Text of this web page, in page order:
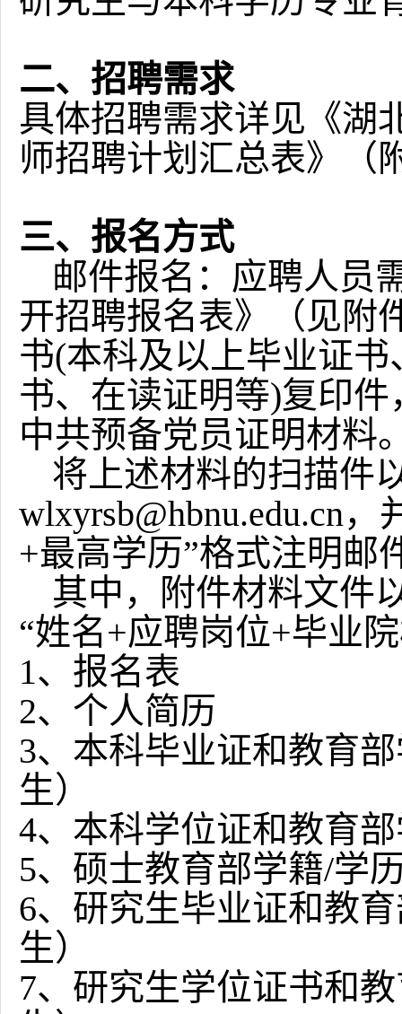
二、招聘需求
具体招聘需求详见《湖
师招聘计划汇总表》（
三、报名方式
邮件报名：应聘人员
开招聘报名表》（见附
书(本科及以上毕业证
书、在读证明等)复印件
中共预备党员证明材料
将上述材料的扫描件
wlxyrsb@hbnu.edu.cn，
+最高学历”格式注明邮
其中，附件材料文件
“姓名+应聘岗位+毕业
1、报名表
2、个人简历
3、本科毕业证和教育
生）
4、本科学位证和教育
5、硕士教育部学籍/学
6、研究生毕业证和教
生）
7、研究生学位证书和